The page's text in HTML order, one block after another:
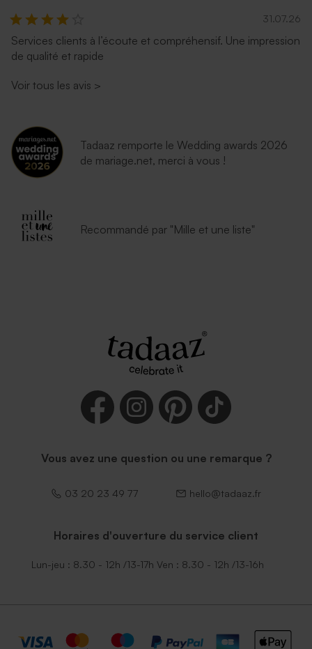
Enveloppe naissance dorée Enveloppe fuchsia tendance
lavande
Enveloppe naissance rouille
Enveloppe naissance
Élegante enveloppe noire
31.07.26
Services clients à l’écoute et compréhensif. Une impression
de qualité et rapide
Voir tous les avis >
Tadaaz remporte le Wedding awards 2026
de mariage.net, merci à vous !
Recommandé par "Mille et une liste"
Vous avez une question ou une remarque ?
03 20 23 49 77 hello@tadaaz.fr
Horaires d'ouverture du service client
Lun-jeu : 8.30 - 12h /13-17h Ven : 8.30 - 12h /13-16h